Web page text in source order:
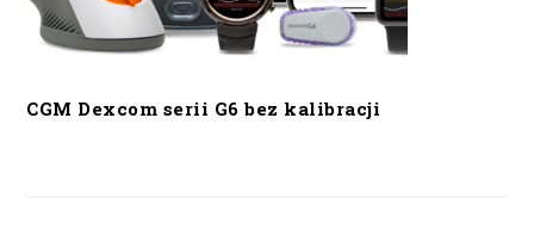
CGM Dexcom serii G6 bez kalibracji